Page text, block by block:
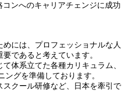
ンへのキャリアチェンジに成功
めには、プロフェッショナルな人
であると考えています。
て体系立てた各種カリキュラム、
グを準備しております。
スクール研修など、日本を牽引で